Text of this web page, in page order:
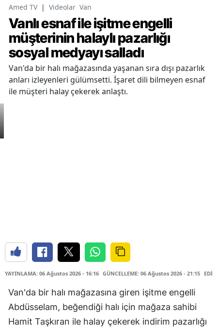
Amed TV | Videolar Van
Vanlı esnaf ile işitme engelli
müşterinin halaylı pazarlığı
sosyal medyayı salladı
Van'da bir halı mağazasında yaşanan sıra dışı pazarlık
anları izleyenleri gülümsetti. İşaret dili bilmeyen esnaf
ile müşteri halay çekerek anlaştı.
YAYINLAMA: 06 Ağustos 2026 - 16:16 GÜNCELLEME: 06 Ağustos 2026 - 21:15
Van'da bir halı mağazasına giren işitme engelli
Abdüsselam, beğendiği halı için mağaza sahibi
Hamit Taşkıran ile halay çekerek indirim pazarlığı